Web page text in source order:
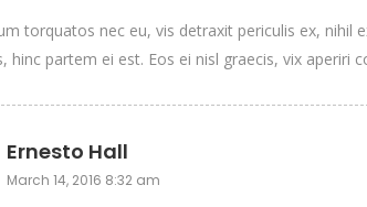
torquatos nec eu, vis detraxit periculis ex, nihil
hinc partem ei est. Eos ei nisl graecis, vix aperiri
Ernesto Hall
March 14, 2016 8:32 am